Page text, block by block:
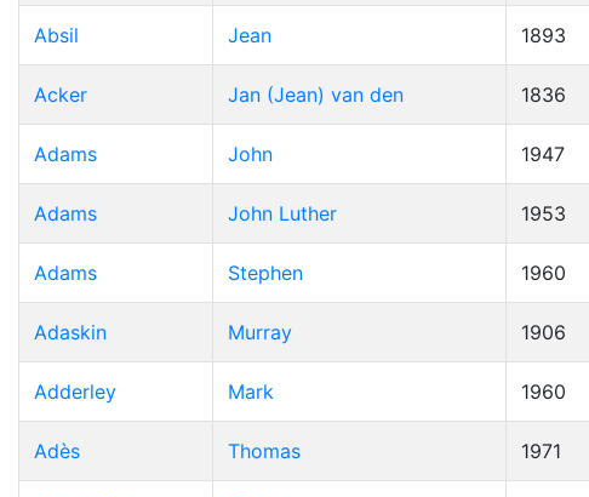
Absil Jean 1893
Acker Jan (Jean) van den 1836
Adams John 1947
Adams John Luther 1953
Adams Stephen 1960
Adaskin Murray 1906
Adderley Mark 1960
Adès Thomas 1971